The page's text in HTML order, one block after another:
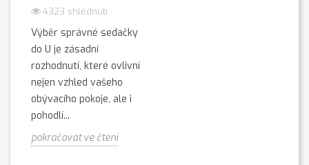
4323 shlédnutí
Výběr správné sedačky
do U je zásadní
rozhodnutí, které ovlivní
nejen vzhled vašeho
obývacího pokoje, ale i
pohodlí...
pokračovat ve čtení